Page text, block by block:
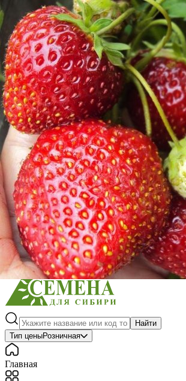
Выберите город
Обратный звонокЗаказать обратный звонок
Каталог
Семена
Грунты
Газонные травы, сидераты
Горшки, рассадники, аксессуары
Посадочный материал
Садовый инструмент, инвентарь
Консервирование
Средства защиты, удобрения, добавки,
Обустройство сада, декор
Найти
Тип ценыРозничная
Главная